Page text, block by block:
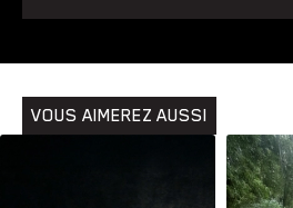
VOUS AIMEREZ AUSSI